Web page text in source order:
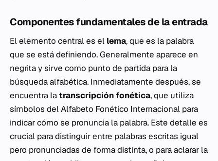
Componentes fundamentales de la entrada
El elemento central es el lema, que es la palabra
que se está definiendo. Generalmente aparece en
negrita y sirve como punto de partida para la
búsqueda alfabética. Inmediatamente después, se
encuentra latranscripción fonética, que utiliza
símbolos del Alfabeto Fonético Internacional para
indicar cómo se pronuncia la palabra. Este detalle es
crucial para distinguir entre palabras escritas igual
pero pronunciadas de forma distinta, o para aclarar la